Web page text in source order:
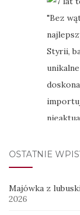
OSTATNIE
Majówka z
2026